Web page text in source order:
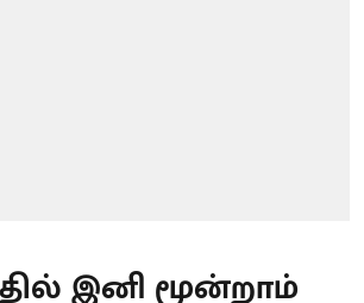
இனி மூன்றாம்